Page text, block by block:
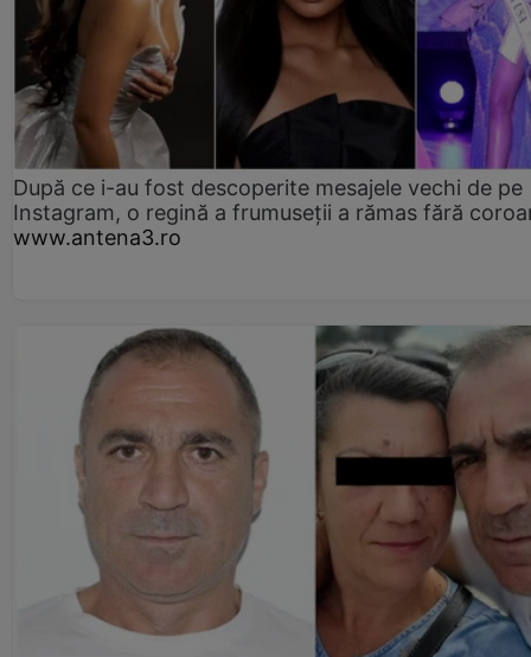
După ce i-au fost descoperite mesajele vechi de pe
Instagram, o regină a frumuseții a rămas fără
www.antena3.ro